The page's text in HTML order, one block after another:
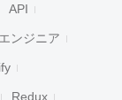
API
ンジニア
Redux